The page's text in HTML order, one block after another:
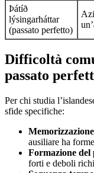
Þátíð
lýsingarháttar
(passato perfetto)
Difficoltà
passato
Per chi studia
sfide specifiche:
ausiliare ha
Formazione del
forti e deboli